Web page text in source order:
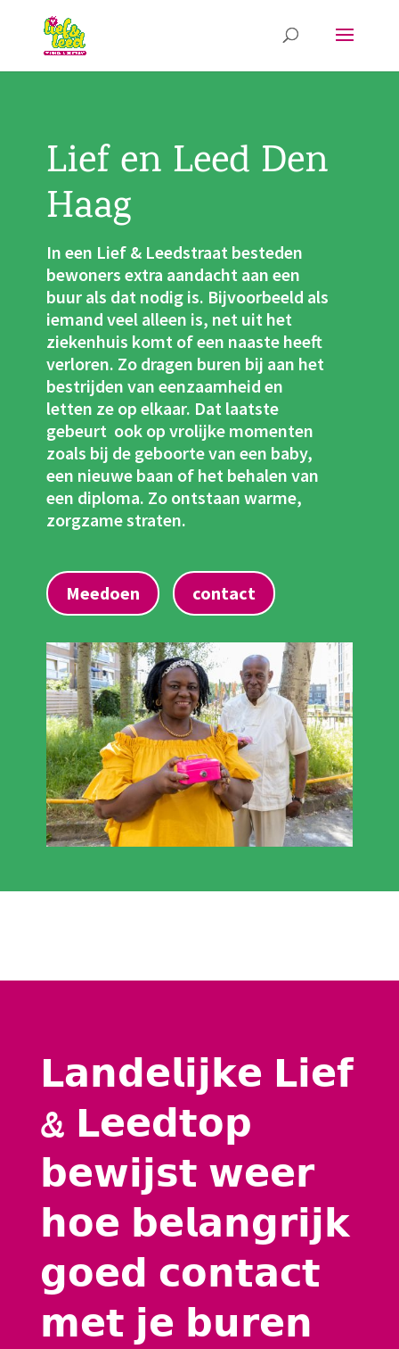
Lief en Leed Den
Haag
In een Lief & Leedstraat besteden
bewoners extra aandacht aan een
buur als dat nodig is. Bijvoorbeeld als
iemand veel alleen is, net uit het
ziekenhuis komt of een naaste heeft
verloren. Zo dragen buren bij aan het
bestrijden van eenzaamheid en
letten ze op elkaar. Dat laatste
gebeurt ook op vrolijke momenten
zoals bij de geboorte van een baby,
een nieuwe baan of het behalen van
een diploma. Zo ontstaan warme,
zorgzame straten.
Meedoen contact
𝗟𝗮𝗻𝗱𝗲𝗹𝗶𝗷𝗸𝗲 𝗟𝗶𝗲𝗳
& 𝗟𝗲𝗲𝗱𝘁𝗼𝗽
𝗯𝗲𝘄𝗶𝗷𝘀𝘁 𝘄𝗲𝗲𝗿
𝗵𝗼𝗲 𝗯𝗲𝗹𝗮𝗻𝗴𝗿𝗶𝗷𝗸
𝗴𝗼𝗲𝗱 𝗰𝗼𝗻𝘁𝗮𝗰𝘁
𝗺𝗲𝘁 𝗷𝗲 𝗯𝘂𝗿𝗲𝗻